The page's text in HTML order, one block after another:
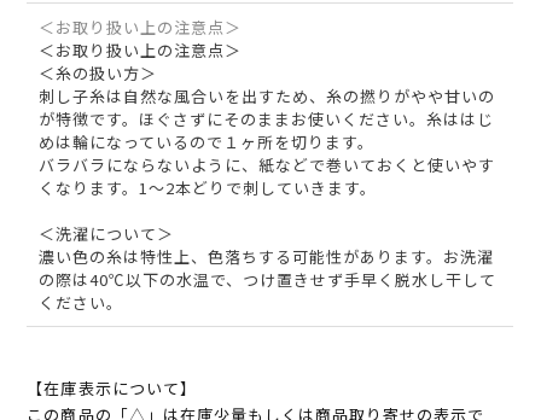
＜お取り扱い上の注意点＞
＜お取り扱い上の注意点＞
＜糸の扱い方＞
刺し子糸は自然な風合いを出すため、糸の撚りがやや甘いの
が特徴です。ほぐさずにそのままお使いください。糸ははじ
めは輪になっているので１ヶ所を切ります。
バラバラにならないように、紙などで巻いておくと使いやす
くなります。1～2本どりで刺していきます。
＜洗濯について＞
濃い色の糸は特性上、色落ちする可能性があります。お洗濯
の際は40℃以下の水温で、つけ置きせず手早く脱水し干して
ください。
【在庫表示について】
この商品の「△」は在庫少量もしくは商品取り寄せの表示で